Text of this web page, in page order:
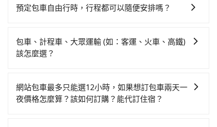
分鐘出站、等待車站前排班的計程車，搭上小黃後約花
2位同行，高鐵加轉乘之平均每人花費為2,050元。不
過，台中市少部分小黃司機不按表收費，看乘客是外地
分鐘。選擇搭乘高鐵而不預約包車，不僅每人至少額外
負擔180元車資，而且更會額外浪費47分鐘在轉乘與等
$115~205承租小轎車，每公里再額外加收$3.2，從台中
達目的地後多久原路返回），雖已將eTag和可能的每小
時40元路邊停車費用預估進去，但額外的汽車保險與可
差的車款，如果人數超過四位，更是沒有較大的七人座
或九人座可供選擇，而且無人租車最令人詬病的就是車
灣大車隊、Uber、Line Taxi、Yoxi等。依照里程跳錶計
計程車約750輛，數量約為台中市的10%、密度僅雙北的
0.9%，其叫車的難度是雙北市的120倍。再加上台中市
無論在價格或服務品質上，tripool都是你從台中市到安
娜貝絲民宿的最佳選擇。
預定包車自由行時，行程都可以隨便安排嗎？
沒有到達海拔1500公里以上的山區，行程都是可以依照
您的需求安排的。
包車、計程車、大眾運輸 (如：客運、火車、高鐵)
該怎麼選？
擇： 預算：不同交通工具價格不同，可先確定您的預
算。計程車最貴，而大眾運輸通常較便宜。 行程：需多
網站包車最多只能選12小時，如果想訂包車兩天一
夜價格怎麼算？該如何訂購？能代訂住宿？